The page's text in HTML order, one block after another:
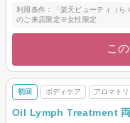
利用条件：「楽天ビューティ（
のご来店限定※女性限定
こ
初回 ボディケア アロマト
Oil Lymph Treatment